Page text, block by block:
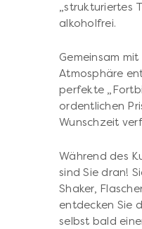
„strukturiertes
alkoholfrei.
Gemeinsam
Atmosphäre
perfekte
ordentlichen
Wunschzeit
Während des
sind Sie dran!
Shaker,
entdecken Sie
selbst bald